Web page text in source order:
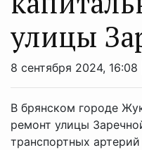
улицы
8 сентября 2024, 16:08 |
В брянском городе
ремонт улицы
транспортных